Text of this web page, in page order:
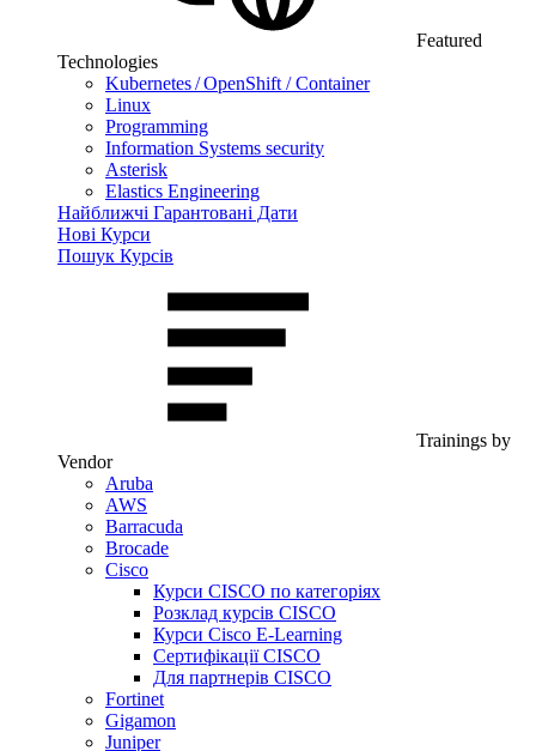
Featured
Technologies
Kubernetes / OpenShift / Container
Linux
Programming
Information Systems security
Asterisk
Elastics Engineering
Найближчі Гарантовані Дати
Нові Курси
Пошук Курсів
Trainings by
Vendor
Aruba
AWS
Barracuda
Brocade
Cisco
Курси CISCO по категоріях
Розклад курсів CISCO
Курси Cisco E-Learning
Сертифікації CISCO
Для партнерів CISCO
Fortinet
Gigamon
Juniper